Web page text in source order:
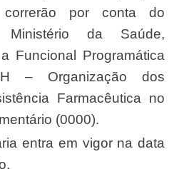
correrão por conta do
Ministério da Saúde,
Funcional Programática
– Organização dos
Farmacêutica no
(0000).